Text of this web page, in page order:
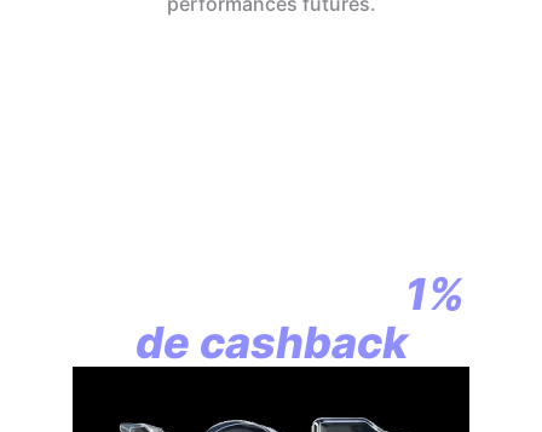
1%
de cashback